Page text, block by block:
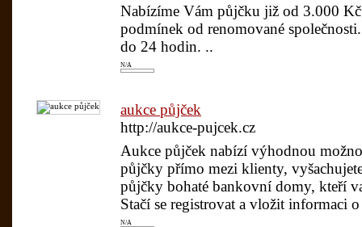
Nabízíme Vám půjčku již od 3.000
podmínek od renomované
do 24 hodin. ..
N/A
aukce půjček
http://aukce-pujcek.cz
Aukce půjček nabízí výhodnou
půjčky přímo mezi klienty,
půjčky bohaté bankovní domy, kteří
Stačí se registrovat a vložit informaci
N/A